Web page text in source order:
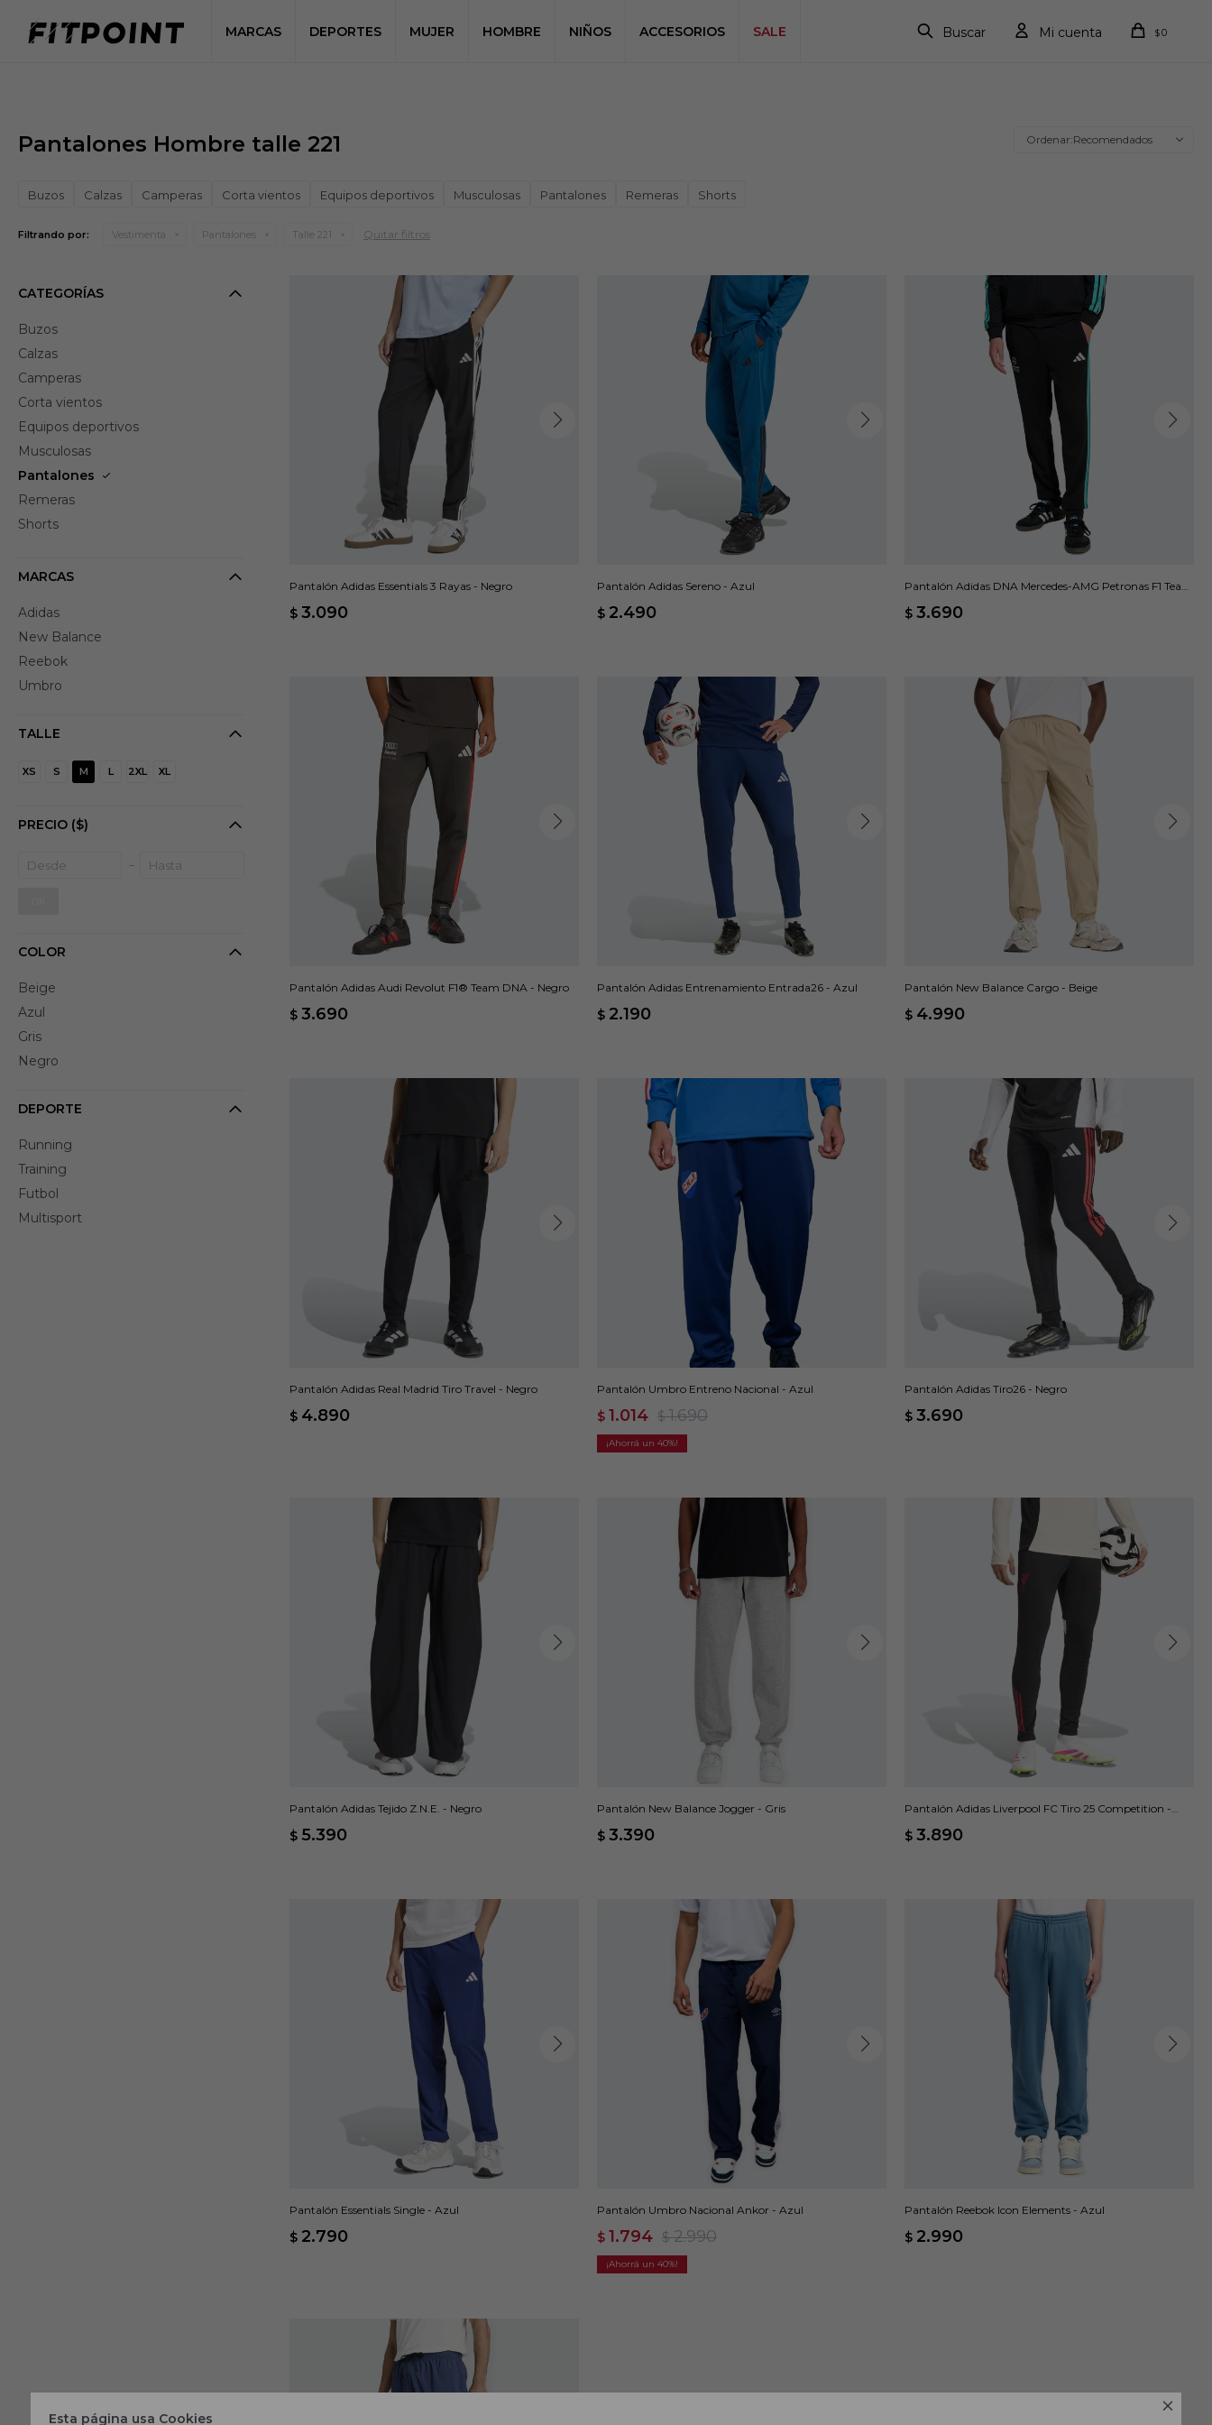

Esta página usa Cookies
MARCAS DEPORTES MUJER HOMBRE NIÑOS ACCESORIOS SALE $0
Pantalones Hombre talle 221 Recomendados
Buzos Calzas Camperas Corta vientos Equipos deportivos Musculosas Pantalones Remeras Shorts
Filtrando por: Vestimenta Pantalones Talle 221 Quitar filtros
Pantalón Adidas Essentials 3 Rayas - Negro
$ 3.090
Pantalón Adidas Sereno - Azul
$ 2.490
Pantalón Adidas DNA Mercedes-AMG Petronas F1 Team
$ 3.690
Pantalón Adidas Audi Revolut F1® Team DNA - Negro
$ 3.690
Pantalón Adidas Entrenamiento Entrada26 - Azul
$ 2.190
Pantalón New Balance Cargo - Beige
$ 4.990
Pantalón Adidas Real Madrid Tiro Travel - Negro
$ 4.890
Pantalón Umbro Entreno Nacional - Azul
$ 1.014 $ 1.690
40
Pantalón Adidas Tiro26 - Negro
$ 3.690
Pantalón Adidas Tejido Z.N.E. - Negro
$ 5.390
Pantalón New Balance Jogger - Gris
$ 3.390
Pantalón Adidas Liverpool FC Tiro 25 Competition -
$ 3.890
Pantalón Essentials Single - Azul
$ 2.790
Pantalón Umbro Nacional Ankor - Azul
$ 1.794 $ 2.990
40
Pantalón Reebok Icon Elements - Azul
$ 2.990
CATEGORÍAS
Buzos
Calzas
Camperas
Corta vientos
Equipos deportivos
Musculosas
Pantalones
Remeras
Shorts
MARCAS
Adidas
New Balance
Reebok
Umbro
TALLE
XS S M L 2XL XL
PRECIO ($)
COLOR
Beige
Azul
Gris
Negro
DEPORTE
Running
Training
Futbol
Multisport